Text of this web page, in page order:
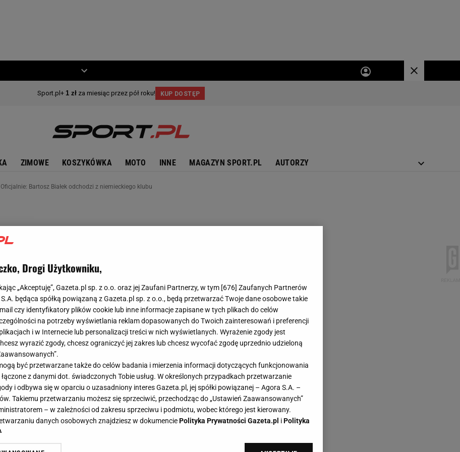
ZIMOWE KOSZYKÓWKA MOTO INNE MAGAZYN SPORT.PL AUTORZY
Oficjalnie: Bartosz Białek odchodzi z niemieckiego klubu
Drogi Użytkowniku,
„Akceptuję”, Gazeta.pl sp. z o.o. oraz jej Zaufani Partnerzy, w tym [676] Zaufanych Partnerów
będąca spółką powiązaną z Gazeta.pl sp. z o.o., będą przetwarzać Twoje dane osobowe takie
czy identyfikatory plików cookie lub inne informacje zapisane w tych plikach do celów
na potrzeby wyświetlania reklam dopasowanych do Twoich zainteresowań i preferencji
i w Internecie lub personalizacji treści w nich wyświetlanych. Wyrażenie zgody jest
wyrazić zgody, chcesz ograniczyć jej zakres lub chcesz wycofać zgodę uprzednio udzieloną
być przetwarzane także do celów badania i mierzenia informacji dotyczących funkcjonowania
z danymi dot. świadczonych Tobie usług. W określonych przypadkach przetwarzanie
i odbywa się w oparciu o uzasadniony interes Gazeta.pl, jej spółki powiązanej – Agora S.A. –
Takiemu przetwarzaniu możesz się sprzeciwić, przechodząc do „Ustawień Zaawansowanych”
– w zależności od zakresu sprzeciwu i podmiotu, wobec którego jest kierowany.
danych osobowych znajdziesz w dokumenciePolityka Prywatności Gazeta.pl iPolityka